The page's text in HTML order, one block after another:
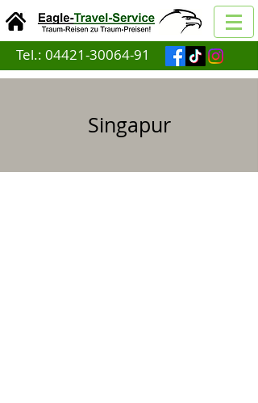
Tel.: 04421-30064-91
Singapur